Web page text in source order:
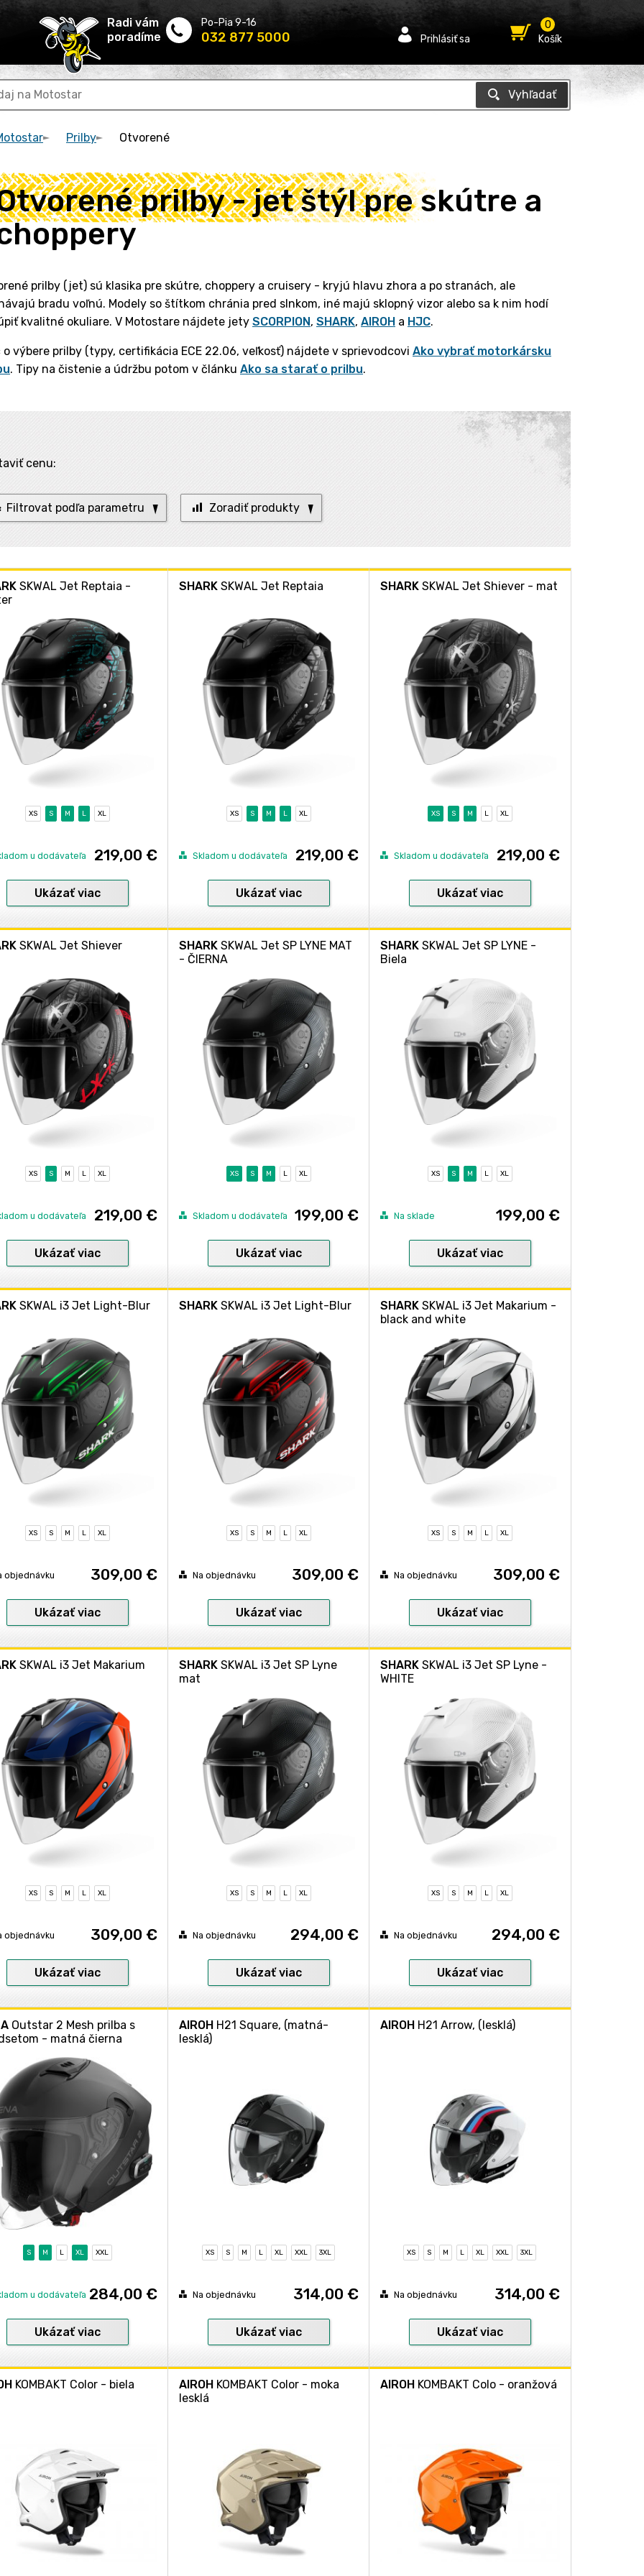
Prihlásiť sa
0
Košík
Radi vám
poradíme
Po-Pia 9-16
032 877 5000
Prilby Otvorené
prilby - jet štýl pre skútre a
prilby (jet) sú klasika pre skútre, choppery a cruisery - kryjú hlavu zhora a po stranách, ale
bradu voľnú. Modely so štítkom chránia pred slnkom, iné majú sklopný vizor alebo sa k nim hodí
kvalitné okuliare. V Motostare nájdete jety SCORPION, SHARK, AIROH a HJC.
o výbere prilby (typy, certifikácia ECE 22.06, veľkosť) nájdete v sprievodcovi Ako vybrať motorkársku
. Tipy na čistenie a údržbu potom v článku Ako sa starať o prilbu.
cenu:
Filtrovat podľa parametru Zoradiť produkty
SKWAL Jet Reptaia -
XS S M L XL
u dodávateľa 219,00 €
Ukázať viac
SHARKSKWAL Jet Reptaia
XS S M L XL
Skladom u dodávateľa 219,00 €
Ukázať viac
SHARKSKWAL Jet Shiever - mat
XS S M L XL
Skladom u dodávateľa 219,00 €
Ukázať viac
SKWAL Jet Shiever
XS S M L XL
u dodávateľa 219,00 €
Ukázať viac
SHARKSKWAL Jet SP LYNE MAT
- ČIERNA
XS S M L XL
Skladom u dodávateľa 199,00 €
Ukázať viac
SHARKSKWAL Jet SP LYNE -
Biela
XS S M L XL
Na sklade 199,00 €
Ukázať viac
SKWAL i3 Jet Light-Blur
XS S M L XL
objednávku 309,00 €
Ukázať viac
SHARKSKWAL i3 Jet Light-Blur
XS S M L XL
Na objednávku 309,00 €
Ukázať viac
SHARKSKWAL i3 Jet Makarium -
black and white
XS S M L XL
Na objednávku 309,00 €
Ukázať viac
SKWAL i3 Jet Makarium
XS S M L XL
objednávku 309,00 €
Ukázať viac
SHARKSKWAL i3 Jet SP Lyne
mat
XS S M L XL
Na objednávku 294,00 €
Ukázať viac
SHARKSKWAL i3 Jet SP Lyne -
WHITE
XS S M L XL
Na objednávku 294,00 €
Ukázať viac
Outstar 2 Mesh prilba s
- matná čierna
S M L XL XXL
u dodávateľa 284,00 €
Ukázať viac
AIROHH21 Square, (matná-
lesklá)
XS S M L XL XXL 3XL
Na objednávku 314,00 €
Ukázať viac
AIROHH21 Arrow, (lesklá)
XS S M L XL XXL 3XL
Na objednávku 314,00 €
Ukázať viac
KOMBAKT Color - biela AIROHKOMBAKT Color - moka
lesklá
AIROHKOMBAKT Colo - oranžová